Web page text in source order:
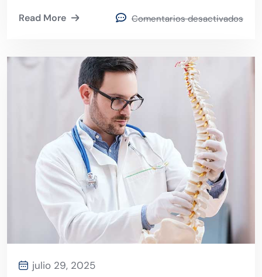
Read More Comentarios desactivados
julio 29, 2025